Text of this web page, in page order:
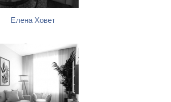
Елена Ховет